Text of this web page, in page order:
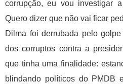
corrupção, eu vou investigar
Quero dizer que não vai ficar
Dilma foi derrubada pelo
dos corruptos contra a
que tinha uma finalidade:
blindando políticos do PMDB